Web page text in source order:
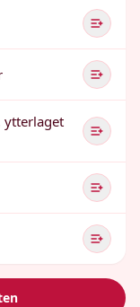
ytterlaget